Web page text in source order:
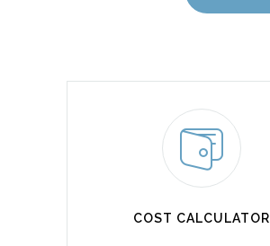
COST CALCULATOR